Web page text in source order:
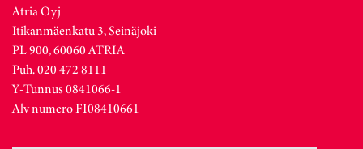
Atria Oyj
Itikanmäenkatu 3, Seinäjoki
PL 900, 60060 ATRIA
Puh. 020 472 8111
Y-Tunnus 0841066-1
Alv numero FI08410661